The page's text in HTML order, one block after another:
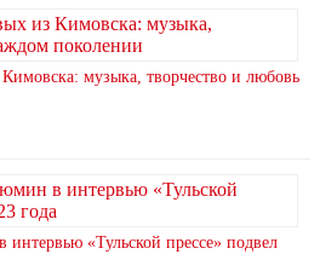
музыка, творчество и любовь
«Тульской прессе» подвел